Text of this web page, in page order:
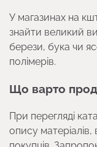
У магазинах на
знайти великий
берези, бука чи
полімерів.
Що варто
При перегляді
опису матеріалів,